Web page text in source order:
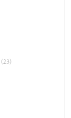
(23)